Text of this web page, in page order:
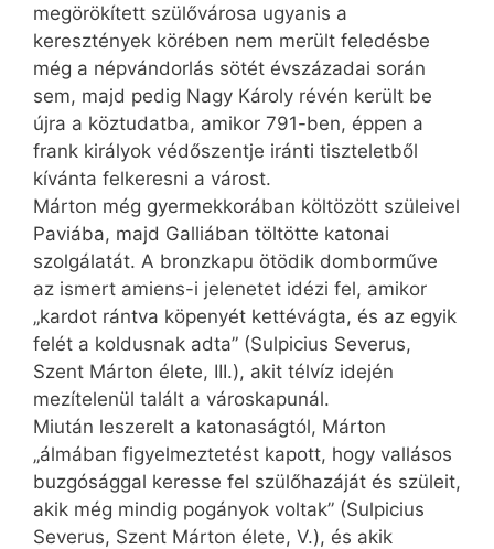
megörökített szülővárosa ugyanis a
keresztények körében nem merült feledésbe
még a népvándorlás sötét évszázadai során
sem, majd pedig Nagy Károly révén került be
újra a köztudatba, amikor 791-ben, éppen a
frank királyok védőszentje iránti tiszteletből
kívánta felkeresni a várost.
Márton még gyermekkorában költözött szüleivel
Paviába, majd Galliában töltötte katonai
szolgálatát. A bronzkapu ötödik domborműve
az ismert amiens-i jelenetet idézi fel, amikor
„kardot rántva köpenyét kettévágta, és az egyik
felét a koldusnak adta” (Sulpicius Severus,
Szent Márton élete, III.), akit télvíz idején
mezítelenül talált a városkapunál.
Miután leszerelt a katonaságtól, Márton
„álmában figyelmeztetést kapott, hogy vallásos
buzgósággal keresse fel szülőhazáját és szüleit,
akik még mindig pogányok voltak” (Sulpicius
Severus, Szent Márton élete, V.), és akik